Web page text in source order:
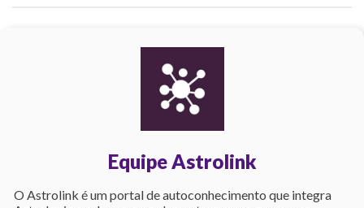
Equipe Astrolink
O Astrolink é um portal de autoconhecimento que integra